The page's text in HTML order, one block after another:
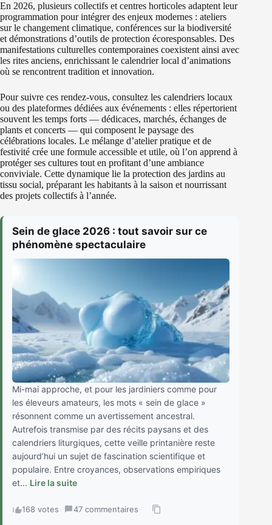
En 2026, plusieurs collectifs et centres horticoles adaptent leur
programmation pour intégrer des enjeux modernes : ateliers
sur le changement climatique, conférences sur la biodiversité
et démonstrations d’outils de protection écoresponsables. Des
manifestations culturelles contemporaines coexistent ainsi avec
les rites anciens, enrichissant le calendrier local d’animations
où se rencontrent tradition et innovation.
Pour suivre ces rendez-vous, consultez les calendriers locaux
ou des plateformes dédiées aux événements : elles répertorient
souvent les temps forts — dédicaces, marchés, échanges de
plants et concerts — qui composent le paysage des
célébrations locales. Le mélange d’atelier pratique et de
festivité crée une formule accessible et utile, où l’on apprend à
protéger ses cultures tout en profitant d’une ambiance
conviviale. Cette dynamique lie la protection des jardins au
tissu social, préparant les habitants à la saison et nourrissant
des projets collectifs à l’année.
Sein de glace 2026 : tout savoir sur ce
phénomène spectaculaire
Mi-mai approche, et pour les jardiniers comme pour
les éleveurs amateurs, les mots « sein de glace »
résonnent comme un avertissement ancestral.
Autrefois transmise par des récits paysans et des
calendriers liturgiques, cette veille printanière reste
aujourd’hui un sujet de fascination scientifique et
populaire. Entre croyances, observations empiriques
et... Lire la suite
168 votes · 47 commentaires ·